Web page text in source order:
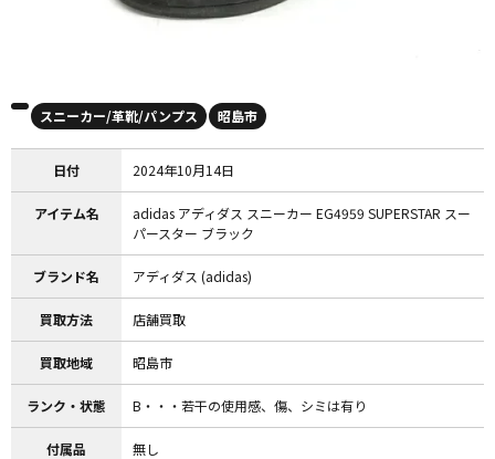
スニーカー/革靴/パンプス 昭島市
日付 2024年10月14日
アイテム名
adidas アディダス スニーカー EG4959 SUPERSTAR スー
パースター ブラック
ブランド名 アディダス (adidas)
買取方法 店舗買取
買取地域 昭島市
ランク・状態 B・・・若干の使用感、傷、シミは有り
付属品 無し